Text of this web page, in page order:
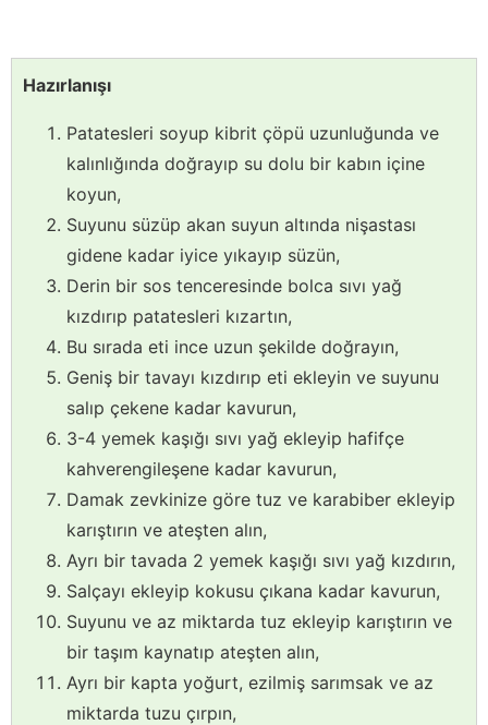
Hazırlanışı
Patatesleri soyup kibrit çöpü uzunluğunda ve
kalınlığında doğrayıp su dolu bir kabın içine
koyun,
Suyunu süzüp akan suyun altında nişastası
gidene kadar iyice yıkayıp süzün,
Derin bir sos tenceresinde bolca sıvı yağ
kızdırıp patatesleri kızartın,
Bu sırada eti ince uzun şekilde doğrayın,
Geniş bir tavayı kızdırıp eti ekleyin ve suyunu
salıp çekene kadar kavurun,
3-4 yemek kaşığı sıvı yağ ekleyip hafifçe
kahverengileşene kadar kavurun,
Damak zevkinize göre tuz ve karabiber ekleyip
karıştırın ve ateşten alın,
Ayrı bir tavada 2 yemek kaşığı sıvı yağ kızdırın,
Salçayı ekleyip kokusu çıkana kadar kavurun,
Suyunu ve az miktarda tuz ekleyip karıştırın ve
bir taşım kaynatıp ateşten alın,
Ayrı bir kapta yoğurt, ezilmiş sarımsak ve az
miktarda tuzu çırpın,